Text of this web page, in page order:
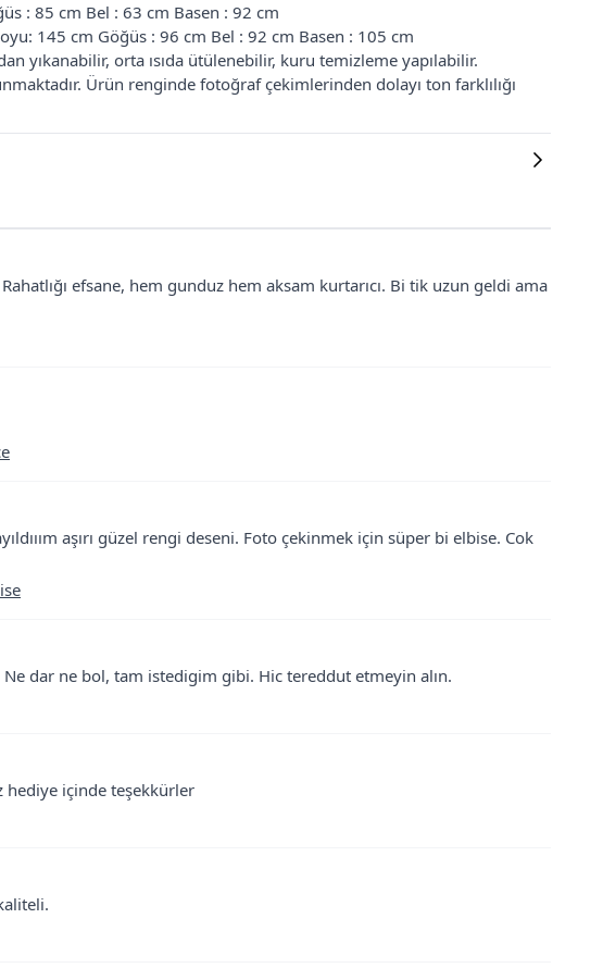
: 85 cm Bel : 63 cm Basen : 92 cm
145 cm Göğüs : 96 cm Bel : 92 cm Basen : 105 cm
yıkanabilir, orta ısıda ütülenebilir, kuru temizleme yapılabilir.
Ürün renginde fotoğraf çekimlerinden dolayı ton farklılığı
efsane, hem gunduz hem aksam kurtarıcı. Bi tik uzun geldi ama
aşırı güzel rengi deseni. Foto çekinmek için süper bi elbise. Cok
dar ne bol, tam istedigim gibi. Hic tereddut etmeyin alın.
hediye içinde teşekkürler